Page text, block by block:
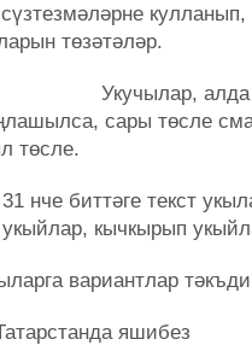
төзәтәләр.
алда
сары төсле
төсле.
31 нче биттәге текст
укыйлар, кычкырып
вариантлар
яшибез